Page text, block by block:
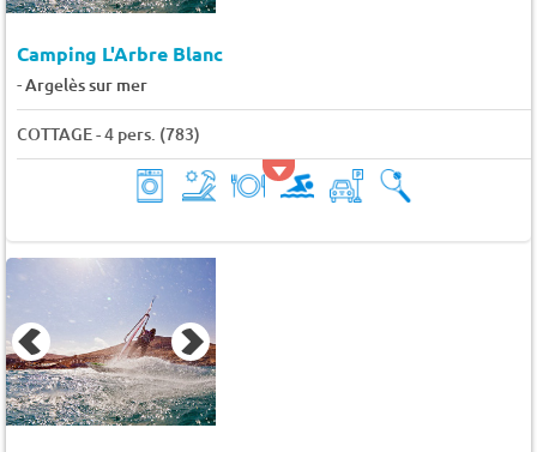
Camping L'Arbre Blanc
-Argelès sur mer
COTTAGE - 4 pers. (783)